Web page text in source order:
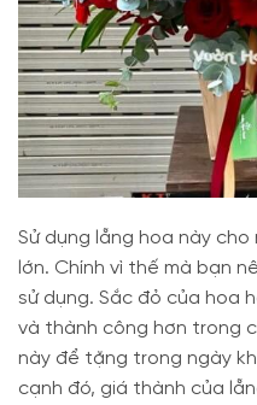
Sử dụng lẵng hoa này
lớn. Chính vì thế mà bạn
sử dụng. Sắc đỏ của hoa
và thành công hơn trong
này để tặng trong ngày
cạnh đó, giá thành của